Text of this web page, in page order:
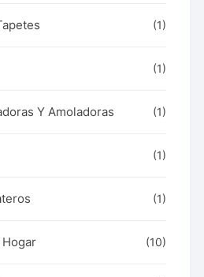
(1)
(1)
Y Amoladoras (1)
(1)
(1)
Hogar (10)